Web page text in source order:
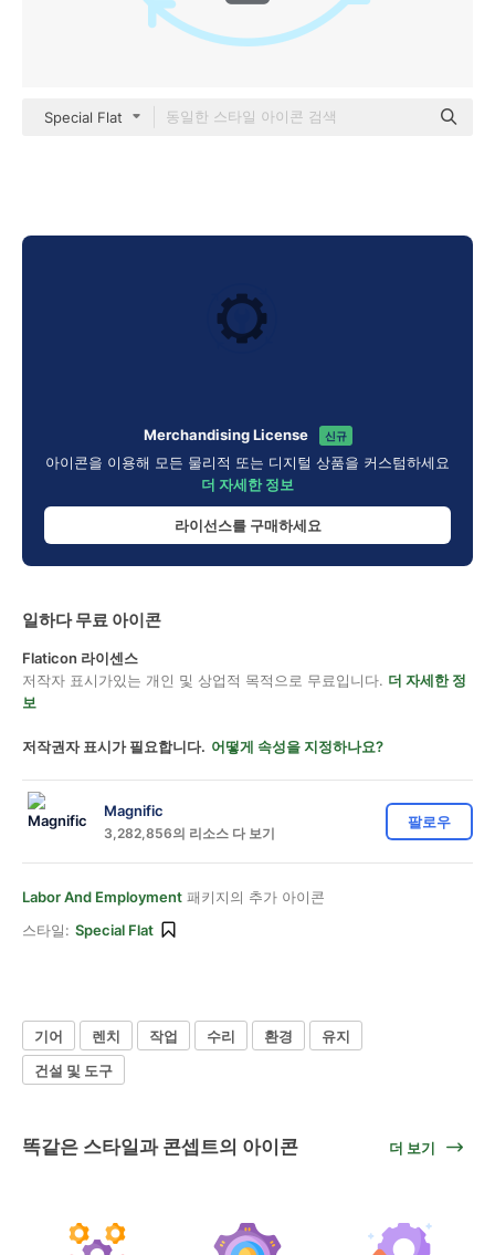
Special Flat
Merchandising License 신규
아이콘을 이용해 모든 물리적 또는 디지털 상품을 커스텀하세요
더 자세한 정보
라이선스를 구매하세요
일하다 무료 아이콘
Flaticon 라이센스
저작자 표시가있는 개인 및 상업적 목적으로 무료입니다. 더 자세한 정
보
저작권자 표시가 필요합니다. 어떻게 속성을 지정하나요?
Magnific
3,282,856의 리소스 다 보기
팔로우
Labor And Employment 패키지의 추가 아이콘
스타일: Special Flat
기어 렌치 작업 수리 환경
유지
건설 및 도구
똑같은 스타일과 콘셉트의 아이콘 더 보기